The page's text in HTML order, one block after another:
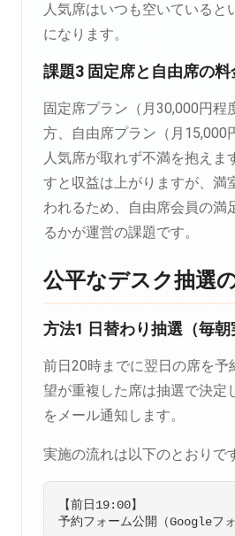
人気席はいつも空いていると
になります。
課題3 固定席と自由席の料
固定席プラン（月30,000円程
方、自由席プラン（月15,000
人気席が取れず不満を抱えま
すと収益は上がりますが、満
われるため、自由席会員の満
るかが運営の課題です。
公平なデスク抽選
方法1 日替わり抽選（毎朝
前日20時までに翌日の席を予
望が重複した席は抽選で決定
をメール通知します。
実施の流れは以下のとおりで
【前日19:00】
予約フォーム公開（Googleフ